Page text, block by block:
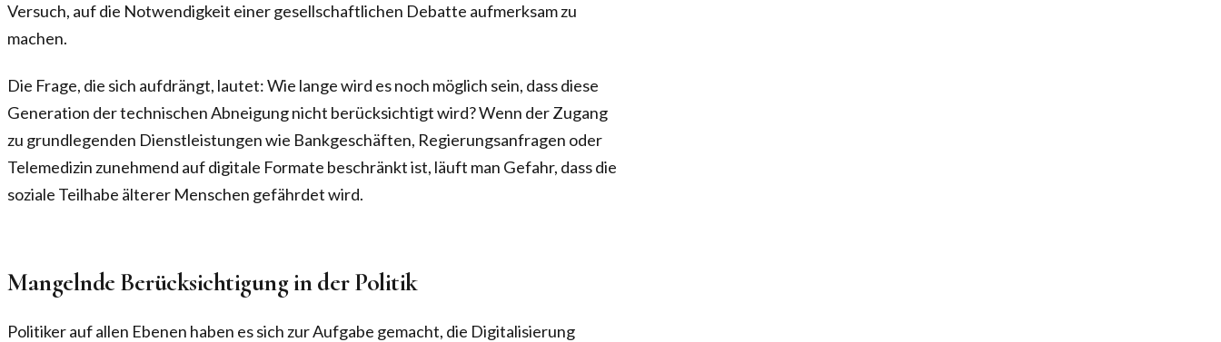
Versuch, auf die Notwendigkeit einer gesellschaftlichen Debatte aufmerksam zu
machen.
Die Frage, die sich aufdrängt, lautet: Wie lange wird es noch möglich sein, dass diese
Generation der technischen Abneigung nicht berücksichtigt wird? Wenn der Zugang
zu grundlegenden Dienstleistungen wie Bankgeschäften, Regierungsanfragen oder
Telemedizin zunehmend auf digitale Formate beschränkt ist, läuft man Gefahr, dass die
soziale Teilhabe älterer Menschen gefährdet wird.
Mangelnde Berücksichtigung in der Politik
Politiker auf allen Ebenen haben es sich zur Aufgabe gemacht, die Digitalisierung